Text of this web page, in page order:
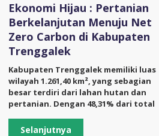
Ekonomi Hijau : Pertanian
Berkelanjutan Menuju Net
Zero Carbon di Kabupaten
Trenggalek
Kabupaten Trenggalek memiliki luas
wilayah 1.261,40 km², yang sebagian
besar terdiri dari lahan hutan dan
pertanian. Dengan 48,31% dari total
Selanjutnya